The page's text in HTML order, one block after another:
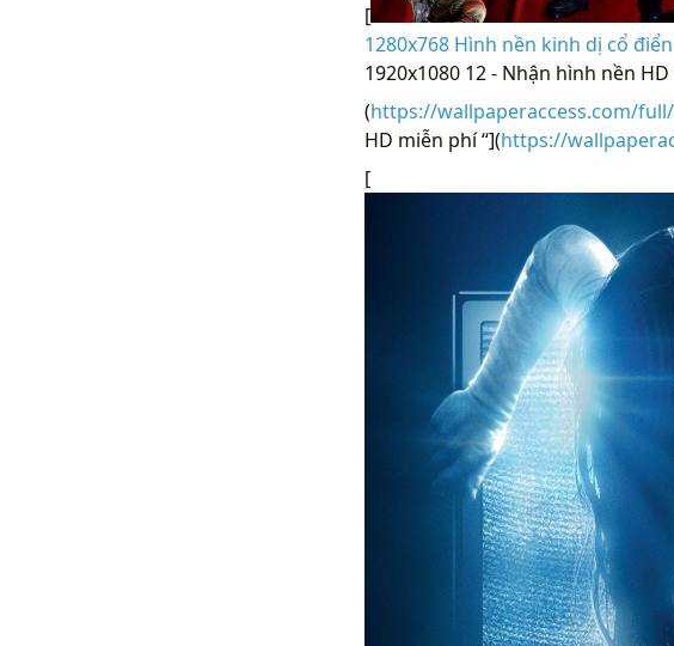
[
1280x768 Hình nền kinh dị cổ
1920x1080 12 - Nhận hình nền
(https://wallpaperaccess.com/
HD miễn phí “](https://
[